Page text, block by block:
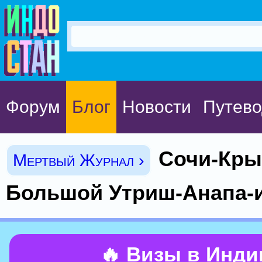
Форум Блог Новости
Мертвый Журнал ›
Сочи-
Большой Утриш-Анапа-
🔥 Визы в